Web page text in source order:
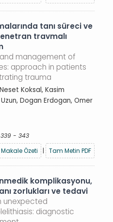
tanı süreci ve
travmalı
management of
approach in patients
trauma
Koksal, Kasim
Dogan Erdogan, Omer
- 343
Makale Özeti
| Tam Metin PDF
komplikasyonu,
zorlukları ve tedavi
unexpected
diagnostic